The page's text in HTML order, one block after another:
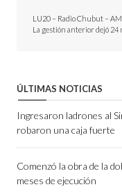
LU20 – Radio Chubut –
La gestión anterior dejó 24
ÚLTIMAS NOTICIAS
Ingresaron ladrones al
robaron una caja fuerte
Comenzó la obra de la
meses de ejecución